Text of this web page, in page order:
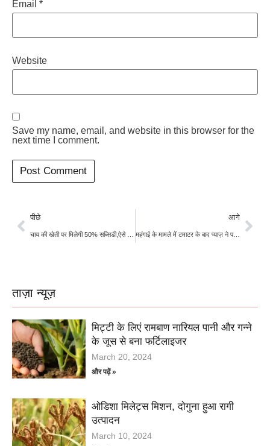
Email *
Website
Save my name, email, and website in this browser for the
next time I comment.
पीछे आगे
महंगाई के मामले में टमाटर के बाद प्याज़ ने पकड़ी रफ्तार, धीरे धीरे बढ़ रहे दाम
ताज़ा न्यूज़
मिट्टी के लिएं रामबाण नारियल पानी और गन्ने
के जूस से बना फर्टिलाइजर
March 20, 2024
और पढ़ें »
ओडिशा मिलेट्स मिशन, दोगुना हुआ रागी
उत्पादन
March 10, 2024